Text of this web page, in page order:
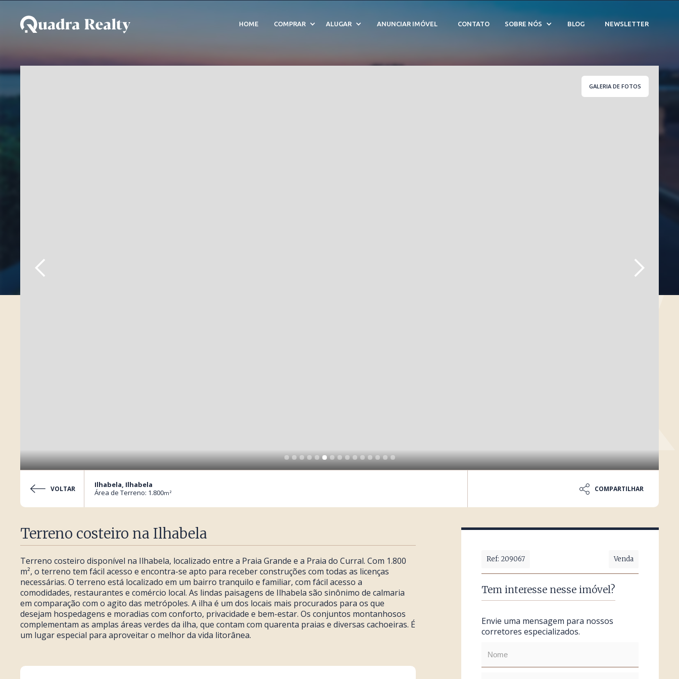
HOME COMPRAR ALUGAR ANUNCIAR IMÓVEL CONTATO SOBRE NÓS BLOG NEWSLETTER
Terreno a venda em Ilhabela - Cód. 209067
GALERIA DE FOTOS
VOLTAR
Ilhabela, Ilhabela
Área de Terreno: 1.800m²
COMPARTILHAR
Terreno costeiro na Ilhabela
Terreno costeiro disponível na Ilhabela, localizado entre a Praia Grande e a Praia do Curral. Com 1.800
m², o terreno tem fácil acesso e encontra-se apto para receber construções com todas as licenças
necessárias. O terreno está localizado em um bairro tranquilo e familiar, com fácil acesso a
comodidades, restaurantes e comércio local. As lindas paisagens de Ilhabela são sinônimo de calmaria
em comparação com o agito das metrópoles. A ilha é um dos locais mais procurados para os que
desejam hospedagens e moradias com conforto, privacidade e bem-estar. Os conjuntos montanhosos
complementam as amplas áreas verdes da ilha, que contam com quarenta praias e diversas cachoeiras. É
um lugar especial para aproveitar o melhor da vida litorânea.
Ref: 209067 Venda
Tem interesse nesse imóvel?
Envie uma mensagem para nossos
corretores especializados.